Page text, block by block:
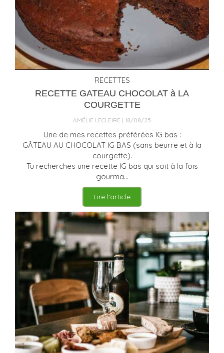
RECETTES
RECETTE GATEAU CHOCOLAT à LA
COURGETTE
AMÉLIE LECLEIRE 18/08/25
Une de mes recettes préférées IG bas :
GÂTEAU AU CHOCOLAT IG BAS (sans beurre et à la
courgette).
Tu recherches une recette IG bas qui soit à la fois
gourma...
Lire l'article